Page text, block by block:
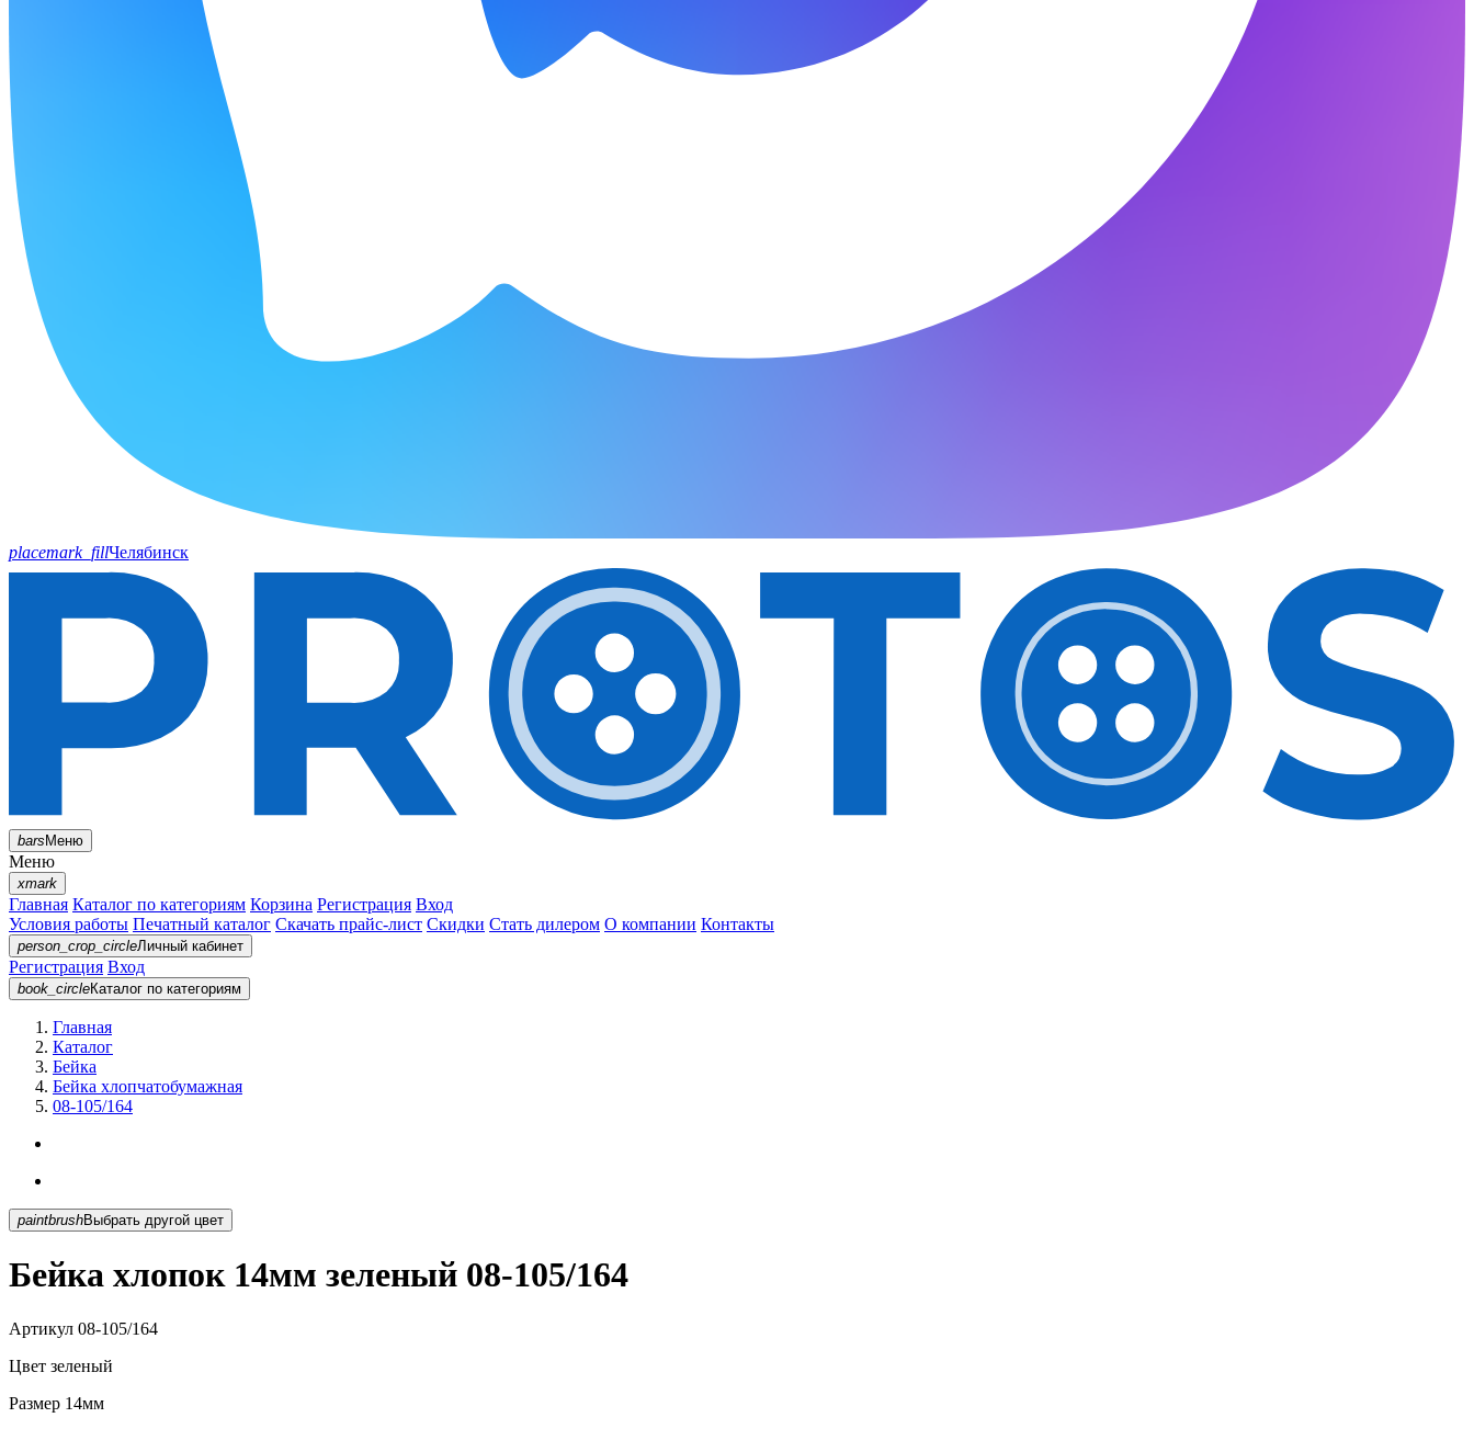
placemark_fillЧелябинск
barsМеню
Меню
xmark
Главная Каталог по категориям Корзина Регистрация Вход
Условия работы Печатный каталог Скачать прайс-лист Скидки Стать дилером О компании Контакты
person_crop_circleЛичный кабинет
Регистрация Вход
book_circleКаталог по категориям
Главная
Каталог
Бейка
Бейка хлопчатобумажная
08-105/164
paintbrush Выбрать другой цвет
Бейка хлопок 14мм зеленый 08-105/164
Артикул 08-105/164
Цвет зеленый
Размер 14мм